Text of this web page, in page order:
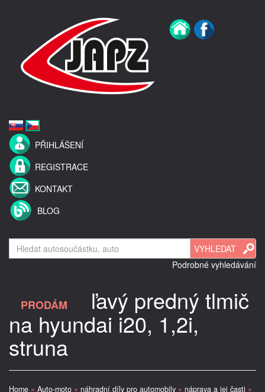
PŘIHLÁŠENÍ
REGISTRACE
KONTAKT
BLOG
Podrobné vyhledávání
PRODÁM ľavý predný tlmič
na hyundai i20, 1,2i,
struna
Home » Auto-moto » náhradní díly pro automobily » náprava a jej časti »